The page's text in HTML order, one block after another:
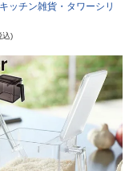
ッチン雑貨・タワーシリ
込)